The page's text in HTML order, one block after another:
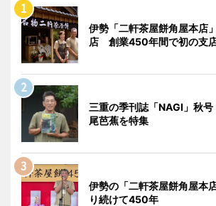
伊勢「二軒茶屋餅角屋本店
店 創業450年間で初の支
三重の季刊誌「NAGI」秋
尾芭蕉を特集
伊勢の「二軒茶屋餅角屋本
り続けて450年